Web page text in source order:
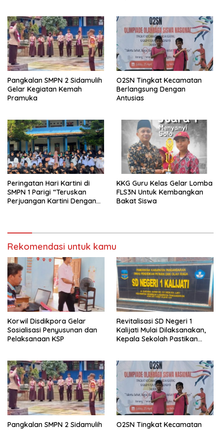
Pangkalan SMPN 2 Sidamulih
Gelar Kegiatan Kemah
Pramuka
O2SN Tingkat Kecamatan
Berlangsung Dengan
Antusias
Peringatan Hari Kartini di
SMPN 1 Parigi “Teruskan
Perjuangan Kartini Dengan
KKG Guru Kelas Gelar Lomba
FLS3N Untuk Kembangkan
Bakat Siswa
Rekomendasi untuk kamu
Korwil Disdikpora Gelar
Sosialisasi Penyusunan dan
Pelaksanaan KSP
Revitalisasi SD Negeri 1
Kalijati Mulai Dilaksanakan,
Kepala Sekolah Pastikan
Pangkalan SMPN 2 Sidamulih
O2SN Tingkat Kecamatan